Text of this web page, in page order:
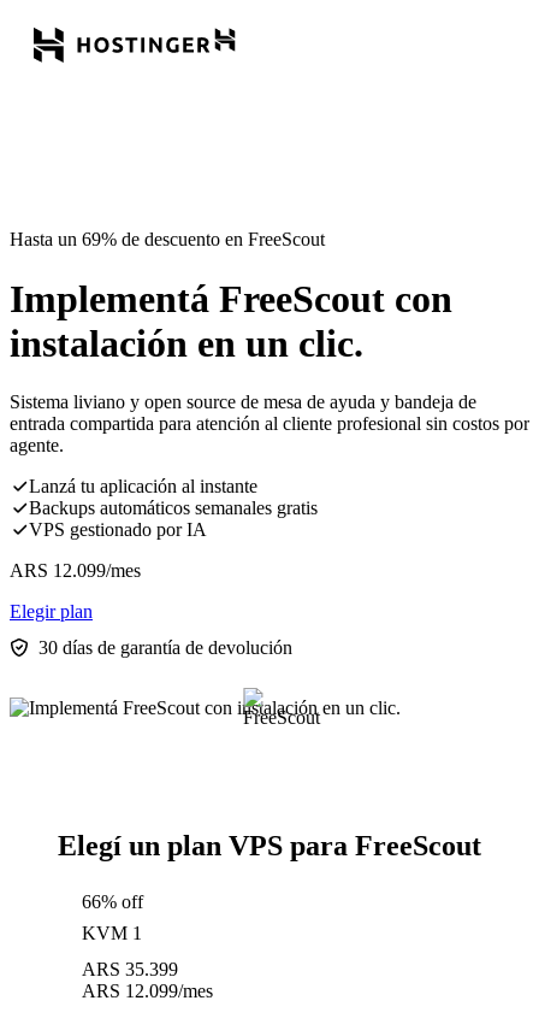
Hasta un 69% de descuento en FreeScout
Implementá FreeScout con
instalación en un clic.
Sistema liviano y open source de mesa de ayuda y bandeja de
entrada compartida para atención al cliente profesional sin costos por
agente.
Lanzá tu aplicación al instante
Backups automáticos semanales gratis
VPS gestionado por IA
ARS 12.099/mes
Elegir plan
30 días de garantía de devolución
Elegí un plan VPS para FreeScout
66% off
KVM 1
ARS 35.399
ARS 12.099/mes